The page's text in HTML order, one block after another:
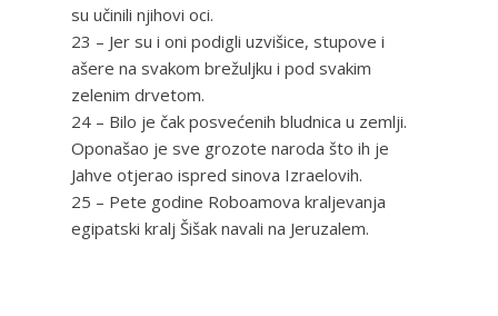
su učinili njihovi oci.
23 – Jer su i oni podigli uzvišice, stupove i
ašere na svakom brežuljku i pod svakim
zelenim drvetom.
24 – Bilo je čak posvećenih bludnica u zemlji.
Oponašao je sve grozote naroda što ih je
Jahve otjerao ispred sinova Izraelovih.
25 – Pete godine Roboamova kraljevanja
egipatski kralj Šišak navali na Jeruzalem.